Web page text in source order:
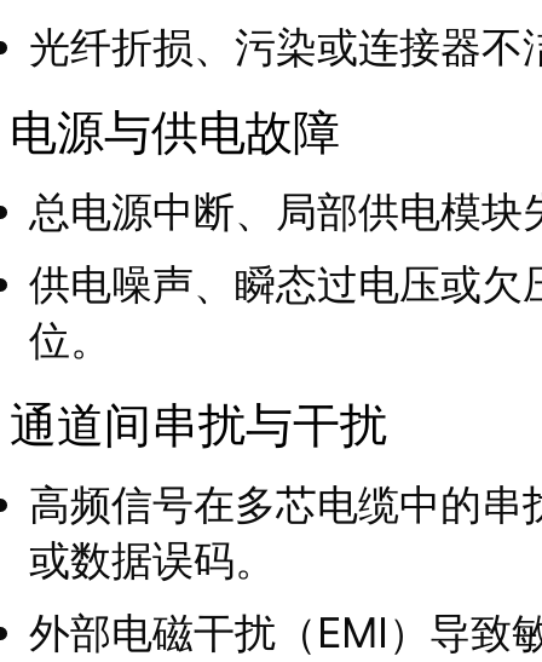
光纤折损、污染或连接器
电源与供电故障
总电源中断、局部供电模
供电噪声、瞬态过电压或
位。
通道间串扰与干扰
高频信号在多芯电缆中的
或数据误码。
外部电磁干扰（EMI）导致